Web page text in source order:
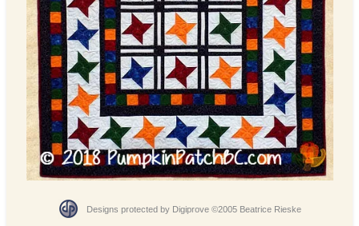
Designs protected by Digiprove ©2005 Beatrice Rieske